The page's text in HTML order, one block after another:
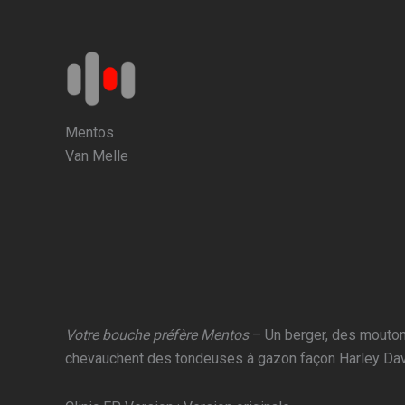
Mentos
Van Melle
Votre bouche préfère Mentos– Un berger, des
chevauchent des tondeuses à gazon façon Harley